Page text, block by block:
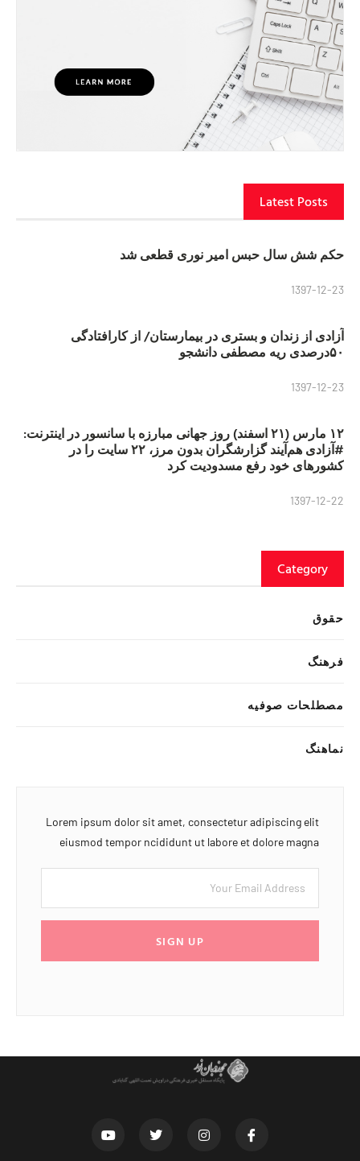
Latest Posts
حکم شش سال حبس امیر نوری قطعی شد
1397-12-23
آزادی از زندان و بستری در بیمارستان/ از کارافتادگی
۵۰درصدی ریه مصطفی دانشجو
1397-12-23
۱۲ مارس (۲۱ اسفند) روز جهانی مبارزه با سانسور در اینترنت:
#آزادی هم‌آیند گزارشگران‌ بدون مرز، ۲۲ سایت را در
کشورهای خود رفع مسدودیت کرد
1397-12-22
Category
حقوق
فرهنگ
مصطلحات صوفیه
نماهنگ
Lorem ipsum dolor sit amet, consectetur adipiscing elit
eiusmod tempor ncididunt ut labore et dolore magna
SIGN UP